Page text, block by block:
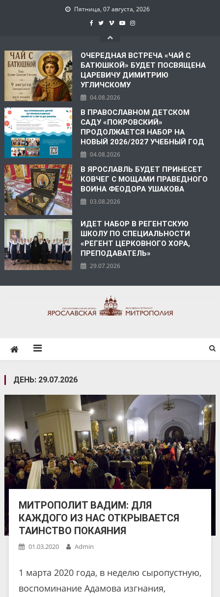
Пятница, 07 августа, 2026
ОЧЕРЕДНАЯ ВСТРЕЧА «ЧАЙ С
БАТЮШКОЙ» БУДЕТ ПОСВЯЩЕНА
ЦАРЕВИЧУ ДИМИТРИЮ
УГЛИЧСКОМУ
04.08.2026
В ПРАВОСЛАВНОМ ДЕТСКОМ
САДУ «ПОКРОВСКИЙ»
ПРОДОЛЖАЕТСЯ НАБОР НА
НОВЫЙ 2026/2027 УЧЕБНЫЙ ГОД
04.08.2026
В ЯРОСЛАВЛЬ БУДЕТ ПРИНЕСЕТ
КОВЧЕГ С МОЩАМИ ПРАВЕДНОГО
ВОИНА ФЕОДОРА УШАКОВА
03.08.2026
ИДЕТ НАБОР В РЕГЕНТСКУЮ
ШКОЛУ ПО СПЕЦИАЛЬНОСТИ
«РЕГЕНТ ЦЕРКОВНОГО ХОРА,
ПРЕПОДАВАТЕЛЬ»
29.07.2026
ДЕНЬ: 29.07.2026
МИТРОПОЛИТ ВАДИМ: ДЛЯ
КАЖДОГО ИЗ НАС ОТКРЫВАЕТСЯ
ТАИНСТВО ПОКАЯНИЯ
01.03.2020 Admin
1 марта 2020 года, в неделю сыропустную,
воспоминание Адамова изгнания,